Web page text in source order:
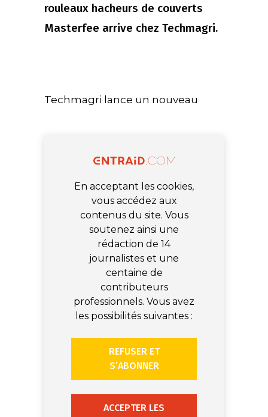
rouleaux hacheurs de couverts
Masterfee arrive chez Techmagri.
Techmagri lance un nouveau
En acceptant les cookies,
vous accédez aux
contenus du site. Vous
soutenez ainsi une
rédaction de 14
journalistes et une
centaine de
contributeurs
professionnels. Vous avez
les possibilités suivantes :
REFUSER ET
S’ABONNER
ACCEPTER LES